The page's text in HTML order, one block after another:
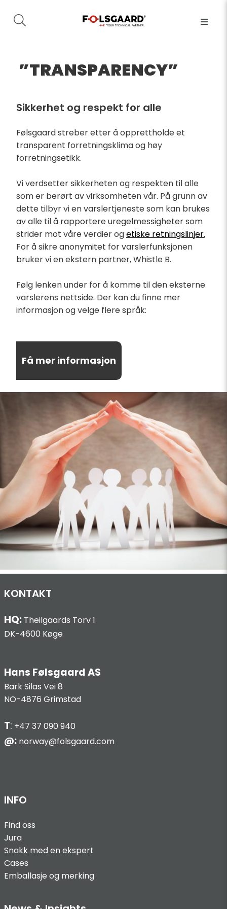
”TRANSPARENCY”
Sikkerhet og respekt for alle
Følsgaard streber etter å opprettholde et
transparent forretningsklima og høy
forretningsetikk.
Vi verdsetter sikkerheten og respekten til alle
som er berørt av virksomheten vår. På grunn av
dette tilbyr vi en varslertjeneste som kan brukes
av alle til å rapportere uregelmessigheter som
strider mot våre verdier ogetiske retningslinjer.
For å sikre anonymitet for varslerfunksjonen
bruker vi en ekstern partner, Whistle B.
Følg lenken under for å komme til den eksterne
varslerens nettside. Der kan du finne mer
informasjon og velge flere språk:
Få mer informasjon
KONTAKT
HQ: Theilgaards Torv 1
DK-4600 Køge
Hans Følsgaard AS
Bark Silas Vei 8
NO-4876 Grimstad
T: +47 37 090 940
@: norway@folsgaard.com
INFO
Find oss
Jura
Snakk med en ekspert
Cases
Emballasje og merking